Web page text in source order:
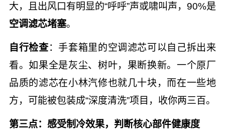
大，且出风口有明显的“呼呼”声或啸叫声，90%是
空调滤芯堵塞。
自行检查：手套箱里的空调滤芯可以自己拆出来
看。如果全是灰尘、树叶，果断换新。一个原厂
品质的滤芯在小林汽修也就几十块，而在一些地
方，可能被包装成“深度清洗”项目，收你两三百。
第三点：感受制冷效果，判断核心部件健康度